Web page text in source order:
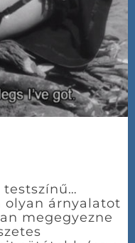
testszínű…
árnyalatot
megegyezne